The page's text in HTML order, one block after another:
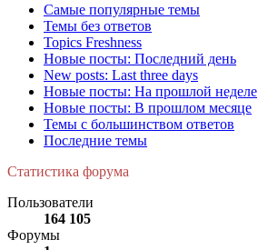
Самые популярные темы
Темы без ответов
Topics Freshness
Новые посты: Последний день
New posts: Last three days
Новые посты: На прошлой неделе
Новые посты: В прошлом месяце
Темы с большинством ответов
Последние темы
Статистика форума
Пользователи
164 105
Форумы